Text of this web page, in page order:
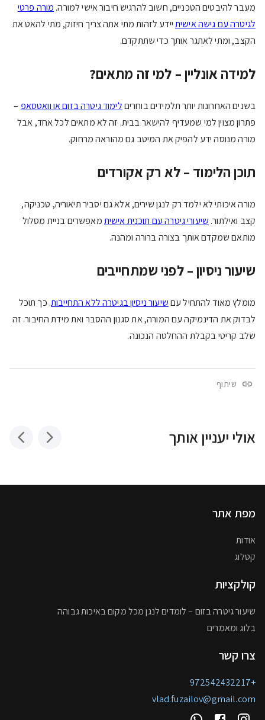
מעבר להיבטים הטכניים, חשוב להרגיש חיבור אישי למורה. מורה פרטי
לגיטרה עם גישה אישיתיידע לזהות מתי אתה צריך חיזוק, מתי להאט את
הקצב, ומתי לאתגר אותך כדי שתתקדם.
למידה אונליין – למי זה מתאים?
בשנים האחרונות יותר תלמידים בוחריםלימוד גיטרה בזום או וואטסאפ –
פתרון מצוין למי שמעדיף להישאר בבית. זה לא מתאים לכל אחד, אבל
מורה מנוסה ידע להפיק את המיטב גם מהוראה מרחוק.
תוכן הלימוד – לא רק אקורדים
מורה איכותי לא ילמד רק לנגן שירים, אלא גם יסביר תיאוריה, טכניקה,
קצב ואילתור. שיעורי גיטרה עם תוכנית אישיתמאפשרים בניית מסלול
מותאם שמקדם אותך בצורה ברורה ומהנה.
שיעור ניסיון – לפני שמתחייבים
מומלץ מאוד להתחיל עםשיעור ניסיון בגיטרה ללא התחייבות. כך תוכל
לבדוק את הדינמיקה עם המורה, את סגנון ההסבר ואת מידת החיבור. זה
שלב קריטי בקבלת ההחלטה הנכונה.
שיתוף
אולי יעניין אותך
מפת אתר
אודות
קטלוג
קולקציות
שיעור גיטרה בזום – לומדים לנגן מכל מקום באיכות גבוהה
בלוג ומאמרים
צרו קשר
+972542432217
vlad.fuzailov@gmail.com